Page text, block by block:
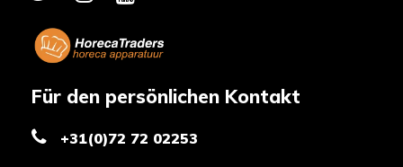
Für den persönlichen Kontakt
+31(0)72 72 02253